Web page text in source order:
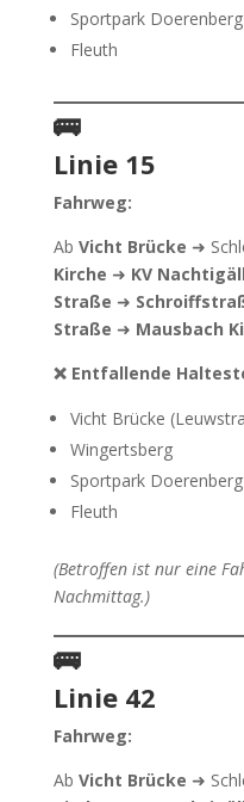
Sportpark Doerenberg
Fleuth
🚌
Linie 15
Fahrweg:
Ab Vicht Brücke ➜
Kirche ➜ KV
Straße ➜
Straße ➜ Mausbach
❌ Entfallende
Vicht Brücke
Wingertsberg
Sportpark Doerenberg
Fleuth
(Betroffen ist nur eine
Nachmittag.)
🚌
Linie 42
Fahrweg:
Ab Vicht Brücke ➜